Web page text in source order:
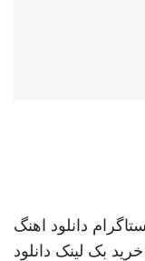
دانلود اهنگ
خرید بک لینک دانلود